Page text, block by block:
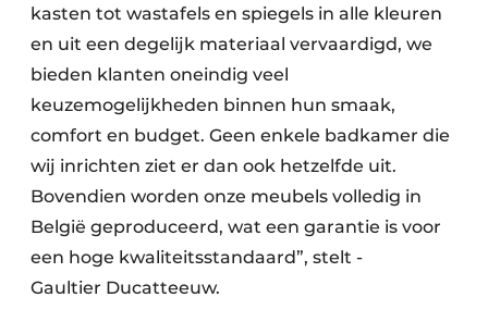
kasten tot wastafels en spiegels in alle kleuren
en uit een degelijk materiaal vervaardigd, we
bieden klanten oneindig veel
keuzemogelijkheden binnen hun smaak,
comfort en budget. Geen enkele badkamer die
wij inrichten ziet er dan ook hetzelfde uit.
Bovendien worden onze meubels volledig in
België geproduceerd, wat een garantie is voor
een hoge kwaliteitsstandaard”, stelt ­
Gaultier Ducatteeuw.